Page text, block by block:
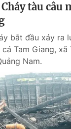
tàu câu
bắt đầu xảy ra
Tam Giang, xã
Nam.